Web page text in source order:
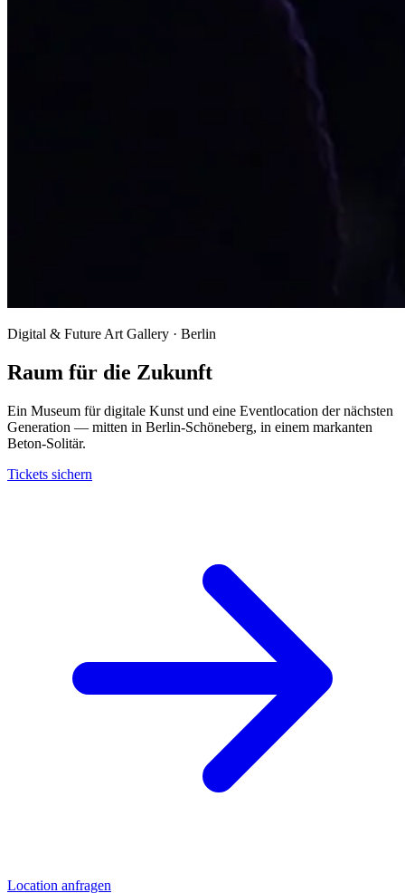
Digital & Future Art Gallery · Berlin
Raum für die Zukunft
Ein Museum für digitale Kunst und eine Eventlocation der nächsten
Generation — mitten in Berlin-Schöneberg, in einem markanten
Beton-Solitär.
Tickets sichern
Location anfragen